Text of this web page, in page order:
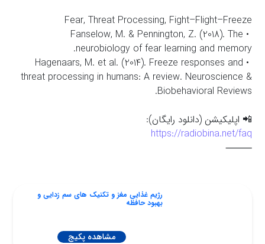
Fear, Threat Processing, Fight–Flight–Freeze
• Fanselow, M. & Pennington, Z. (2018). The
neurobiology of fear learning and memory.
• Hagenaars, M. et al. (2014). Freeze responses and
threat processing in humans: A review. Neuroscience &
Biobehavioral Reviews.
📲 اپلیکیشن (دانلود رایگان):
https://radiobina.net/faq
⸻
رژیم غذایی مغز و تکنیک های سم زدایی و‌
بهبود حافظه
مشاهده پکیج